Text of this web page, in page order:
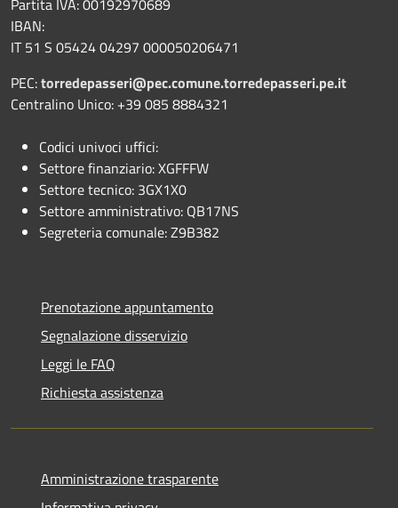
Partita IVA: 00192970689
IBAN:
IT 51 S 05424 04297 000050206471
PEC:torredepasseri@pec.comune.torredepasseri.pe.it
Centralino Unico: +39 085 8884321
Codici univoci uffici:
Settore finanziario: XGFFFW
Settore tecnico: 3GX1X0
Settore amministrativo: QB17NS
Segreteria comunale: Z9B382
Prenotazione appuntamento
Segnalazione disservizio
Leggi le FAQ
Richiesta assistenza
Amministrazione trasparente